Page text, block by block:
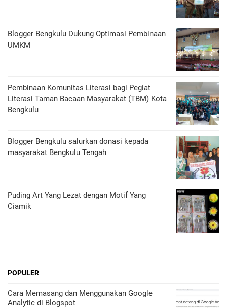
Blogger Bengkulu Dukung Optimasi Pembinaan
UMKM
Pembinaan Komunitas Literasi bagi Pegiat
Literasi Taman Bacaan Masyarakat (TBM) Kota
Bengkulu
Blogger Bengkulu salurkan donasi kepada
masyarakat Bengkulu Tengah
Puding Art Yang Lezat dengan Motif Yang
Ciamik
POPULER
Cara Memasang dan Menggunakan Google
Analytic di Blogspot